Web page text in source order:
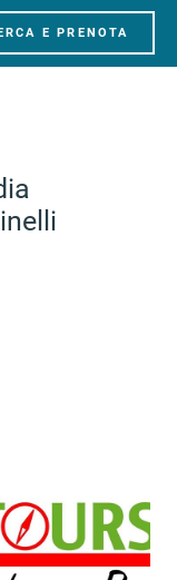
E PRENOTA